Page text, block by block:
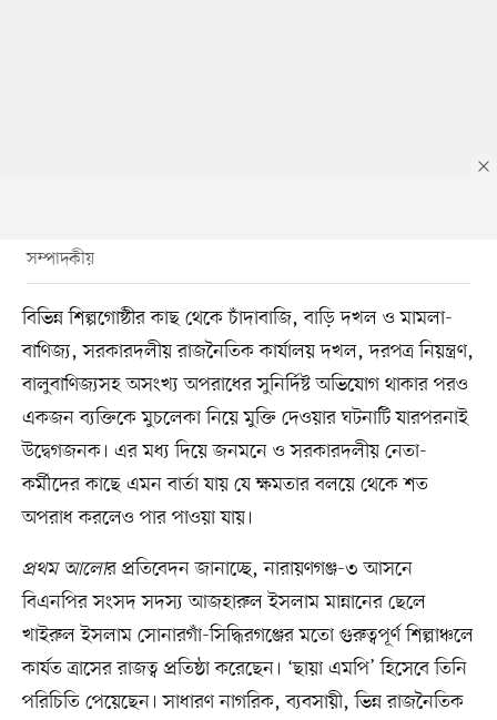
সম্পাদকীয়
বিভিন্ন শিল্পগোষ্ঠীর কাছ থেকে চাঁদাবাজি, বাড়ি দখল ও মামলা-
বাণিজ্য, সরকারদলীয় রাজনৈতিক কার্যালয় দখল, দরপত্র নিয়ন্ত্রণ,
বালুবাণিজ্যসহ অসংখ্য অপরাধের সুনির্দিষ্ট অভিযোগ থাকার পরও
একজন ব্যক্তিকে মুচলেকা নিয়ে মুক্তি দেওয়ার ঘটনাটি যারপরনাই
উদ্বেগজনক। এর মধ্য দিয়ে জনমনে ও সরকারদলীয় নেতা-
কর্মীদের কাছে এমন বার্তা যায় যে ক্ষমতার বলয়ে থেকে শত
অপরাধ করলেও পার পাওয়া যায়।
প্রথম আলোর প্রতিবেদন জানাচ্ছে, নারায়ণগঞ্জ-৩ আসনে
বিএনপির সংসদ সদস্য আজহারুল ইসলাম মান্নানের ছেলে
খাইরুল ইসলাম সোনারগাঁ-সিদ্ধিরগঞ্জের মতো গুরুত্বপূর্ণ শিল্পাঞ্চলে
কার্যত ত্রাসের রাজত্ব প্রতিষ্ঠা করেছেন। ‘ছায়া এমপি’ হিসেবে তিনি
পরিচিতি পেয়েছেন। সাধারণ নাগরিক, ব্যবসায়ী, ভিন্ন রাজনৈতিক